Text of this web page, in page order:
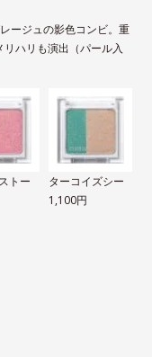
ージュの影色コンビ。重
ハリも演出（パール入
トー
ターコイズシー
1,100円